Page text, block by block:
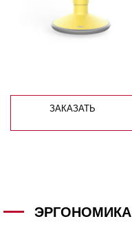
ЗАКАЗАТЬ
ЭРГОНОМИКА